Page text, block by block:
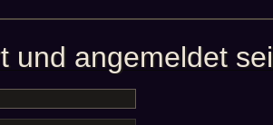
und angemeldet